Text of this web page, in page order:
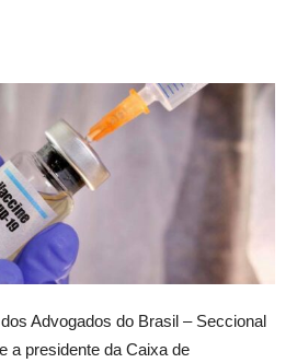
Advogados do Brasil – Seccional
a presidente da Caixa de